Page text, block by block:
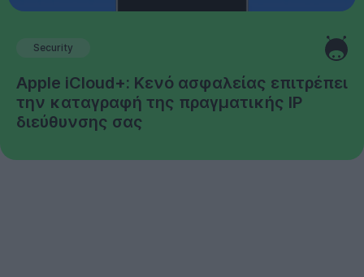
Security
Apple iCloud+: Κενό ασφαλείας επιτρέπει
την καταγραφή της πραγματικής IP
διεύθυνσης σας